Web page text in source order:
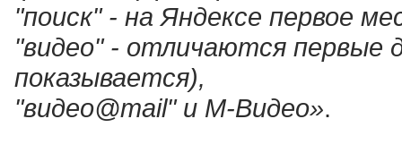
"поиск" - на Яндексе первое
"видео" - отличаются первые
показывается),
"видео@mail" и М-Видео».